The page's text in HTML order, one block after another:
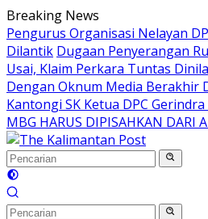
Langsung
ke
konten
Breaking News
Pengurus Organisasi Nelayan
Dilantik Dugaan Penyerangan
Usai, Klaim Perkara Tuntas
Dengan Oknum Media Berakhir
Kantongi SK Ketua DPC
MBG HARUS DIPISAHKAN DARI